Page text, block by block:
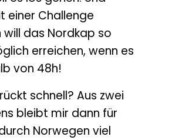
einer Challenge
das Nordkap so
erreichen, wenn es
von 48h!
schnell? Aus zwei
bleibt mir dann für
Norwegen viel